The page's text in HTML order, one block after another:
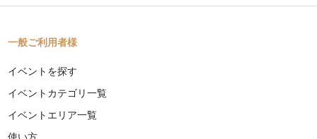
一般ご利用者様
イベントを探す
イベントカテゴリ一覧
イベントエリア一覧
使い方